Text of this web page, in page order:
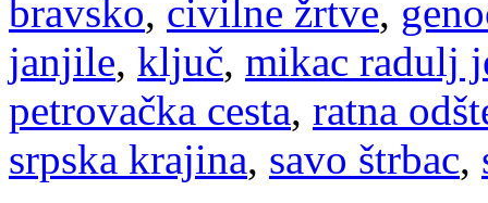
bravsko, civilne žrtve,
janjile, ključ, mikac radulj
petrovačka cesta, ratna
srpska krajina, savo štrbac,